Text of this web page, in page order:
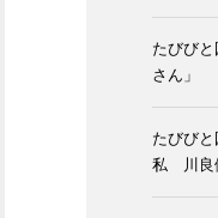
たびび
さん」
たびび
私 川良